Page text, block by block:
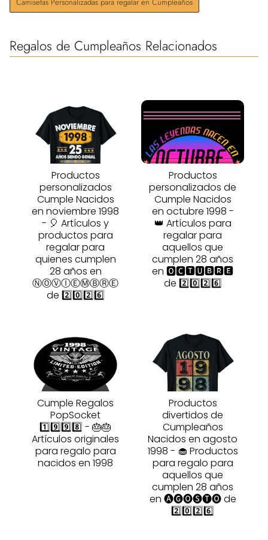
Regalos de Cumpleaños Relacionados
Productos
personalizados
Cumple Nacidos
en noviembre 1998
- 🎈 Artículos y
productos para
regalar para
quienes cumplen
28 años en
ⓃⓄⓋⒾⒺⓂⒷⓇⒺ
de 2️⃣0️⃣2️⃣6️⃣
Productos
personalizados de
Cumple Nacidos
en octubre 1998 -
👑 Artículos para
regalar para
aquellos que
cumplen 28 años
en 🅾🅲🆃🆄🅱🆁🅴
de 2️⃣0️⃣2️⃣6️⃣
Cumple Regalos
PopSocket
1️⃣9️⃣9️⃣8️⃣ - 🎂🎂
Artículos originales
para regalo para
nacidos en 1998
Productos
divertidos de
Cumpleaños
Nacidos en agosto
1998 - 🧁 Productos
para regalo para
aquellos que
cumplen 28 años
en 🅐🅖🅞🅢🅣🅞 de
2️⃣0️⃣2️⃣6️⃣